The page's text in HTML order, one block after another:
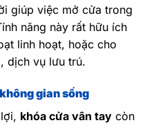
giúp việc mở cửa trong
năng này rất hữu ích
linh hoạt, hoặc cho
dịch vụ lưu trú.
gian sống
khóa cửa vân tay còn